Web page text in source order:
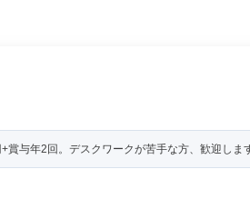
賞与年2回。デスクワークが苦手な方、歓迎しま